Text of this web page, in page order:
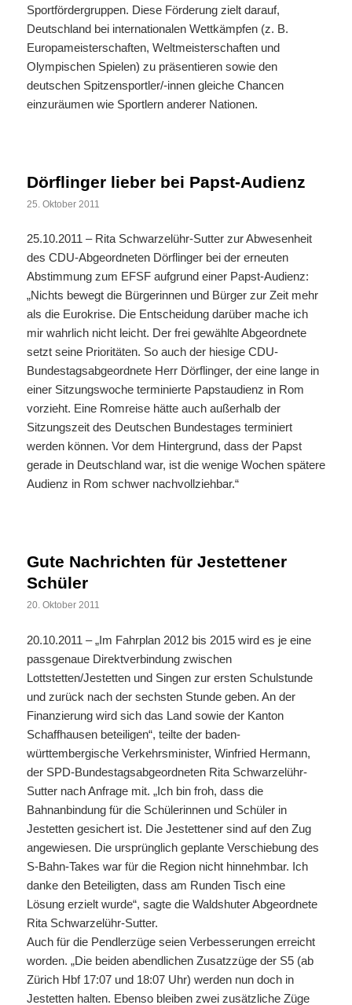
Sportfördergruppen. Diese Förderung zielt darauf,
Deutschland bei internationalen Wettkämpfen (z. B.
Europameisterschaften, Weltmeisterschaften und
Olympischen Spielen) zu präsentieren sowie den
deutschen Spitzensportler/-innen gleiche Chancen
einzuräumen wie Sportlern anderer Nationen.
Dörflinger lieber bei Papst-Audienz
25. Oktober 2011
25.10.2011 – Rita Schwarzelühr-Sutter zur Abwesenheit
des CDU-Abgeordneten Dörflinger bei der erneuten
Abstimmung zum EFSF aufgrund einer Papst-Audienz:
„Nichts bewegt die Bürgerinnen und Bürger zur Zeit mehr
als die Eurokrise. Die Entscheidung darüber mache ich
mir wahrlich nicht leicht. Der frei gewählte Abgeordnete
setzt seine Prioritäten. So auch der hiesige CDU-
Bundestagsabgeordnete Herr Dörflinger, der eine lange in
einer Sitzungswoche terminierte Papstaudienz in Rom
vorzieht. Eine Romreise hätte auch außerhalb der
Sitzungszeit des Deutschen Bundestages terminiert
werden können. Vor dem Hintergrund, dass der Papst
gerade in Deutschland war, ist die wenige Wochen spätere
Audienz in Rom schwer nachvollziehbar.“
Gute Nachrichten für Jestettener
Schüler
20. Oktober 2011
20.10.2011 – „Im Fahrplan 2012 bis 2015 wird es je eine
passgenaue Direktverbindung zwischen
Lottstetten/Jestetten und Singen zur ersten Schulstunde
und zurück nach der sechsten Stunde geben. An der
Finanzierung wird sich das Land sowie der Kanton
Schaffhausen beteiligen“, teilte der baden-
württembergische Verkehrsminister, Winfried Hermann,
der SPD-Bundestagsabgeordneten Rita Schwarzelühr-
Sutter nach Anfrage mit. „Ich bin froh, dass die
Bahnanbindung für die Schülerinnen und Schüler in
Jestetten gesichert ist. Die Jestettener sind auf den Zug
angewiesen. Die ursprünglich geplante Verschiebung des
S-Bahn-Takes war für die Region nicht hinnehmbar. Ich
danke den Beteiligten, dass am Runden Tisch eine
Lösung erzielt wurde“, sagte die Waldshuter Abgeordnete
Rita Schwarzelühr-Sutter.
Auch für die Pendlerzüge seien Verbesserungen erreicht
worden. „Die beiden abendlichen Zusatzzüge der S5 (ab
Zürich Hbf 17:07 und 18:07 Uhr) werden nun doch in
Jestetten halten. Ebenso bleiben zwei zusätzliche Züge